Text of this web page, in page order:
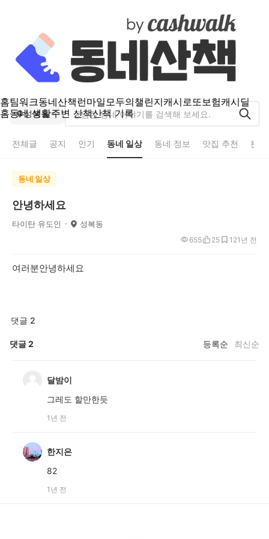
홈팀워크동네산책런마일모두의챌린지캐시로또보험캐시딜
홈동네 생활주변 산책산책 기록
성복동
전체글 공지 인기 동네 일상 동네 정보 맛집 추천 분
동네 일상
안녕하세요
타이탄 유도인 성복동
1년 전
655 25 12
여러분안녕하세요
댓글 2
댓글2 등록순 최신순
달밤이
그레도 할만한듯
1년 전
한지은
82
1년 전